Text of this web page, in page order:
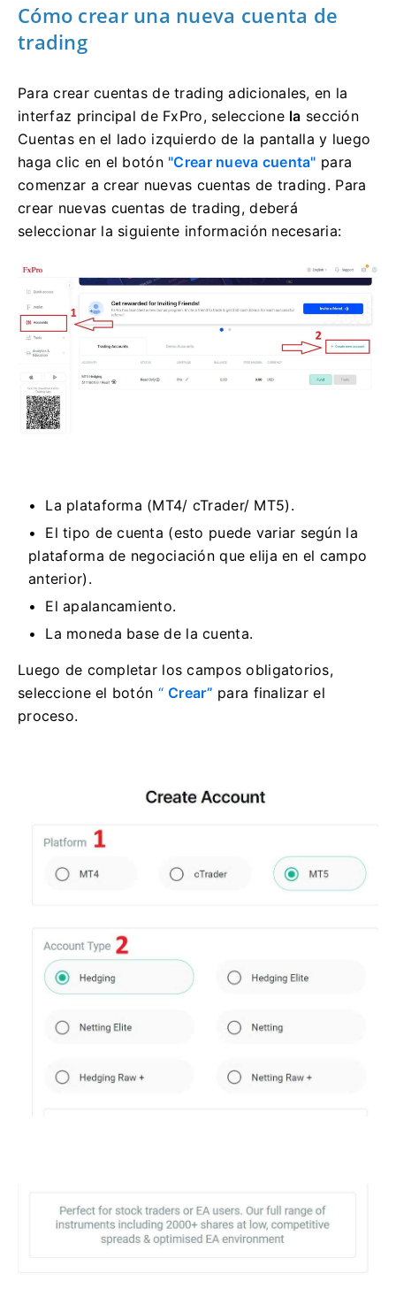
Cómo crear una nueva cuenta de
trading
Para crear cuentas de trading adicionales, en la
interfaz principal de FxPro, seleccione la sección
Cuentas en el lado izquierdo de la pantalla y luego
haga clic en el botón "Crear nueva cuenta" para
comenzar a crear nuevas cuentas de trading. Para
crear nuevas cuentas de trading, deberá
seleccionar la siguiente información necesaria:
La plataforma (MT4/ cTrader/ MT5).
El tipo de cuenta (esto puede variar según la
plataforma de negociación que elija en el campo
anterior).
El apalancamiento.
La moneda base de la cuenta.
Luego de completar los campos obligatorios,
seleccione el botón “Crear” para finalizar el
proceso.